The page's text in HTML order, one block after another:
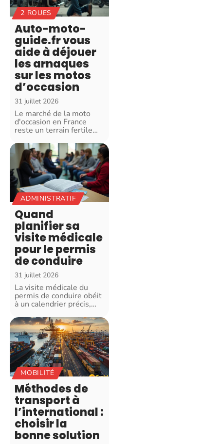
2 ROUES
Auto-moto-
guide.fr vous
aide à déjouer
les arnaques
sur les motos
d’occasion
31 juillet 2026
Le marché de la moto
d'occasion en France
reste un terrain fertile…
ADMINISTRATIF
Quand
planifier sa
visite médicale
pour le permis
de conduire
31 juillet 2026
La visite médicale du
permis de conduire obéit
à un calendrier précis,…
MOBILITÉ
Méthodes de
transport à
l’international :
choisir la
bonne solution